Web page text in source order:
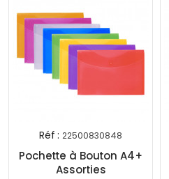
Réf : 22500830848
Pochette à Bouton A4+
Assorties